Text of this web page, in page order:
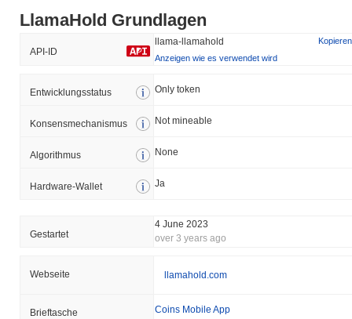
LlamaHold Grundlagen
API-ID
llama-llamahold
Kopieren
Anzeigen wie es verwendet wird
Entwicklungsstatus Only token
Konsensmechanismus Not mineable
Algorithmus None
Hardware-Wallet Ja
Gestartet
4 June 2023
over 3 years ago
Webseite llamahold.com
Brieftasche Coins Mobile App